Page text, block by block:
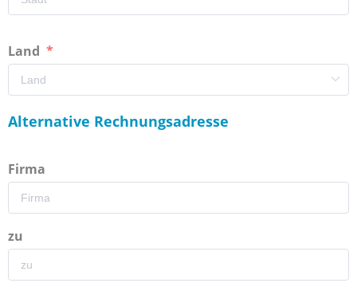
Land
Alternative Rechnungsadresse
Firma
zu